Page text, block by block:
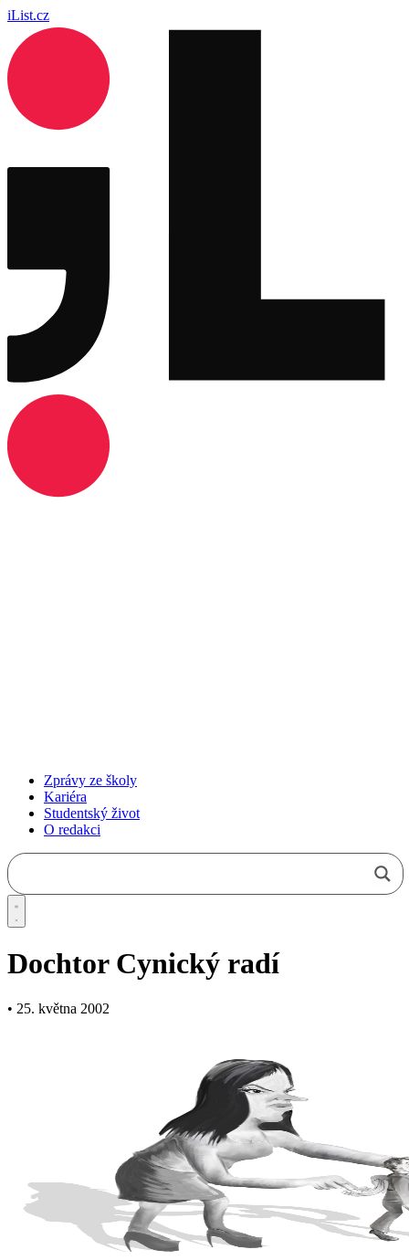
iList.cz
Zprávy ze školy
Kariéra
Studentský život
O redakci
Dochtor Cynický radí
• 25. května 2002